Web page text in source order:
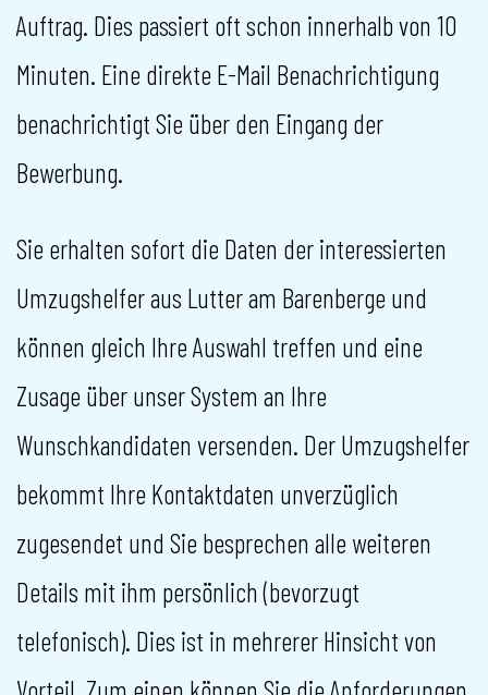
Auftrag. Dies passiert oft schon innerhalb von 10
Minuten. Eine direkte E-Mail Benachrichtigung
benachrichtigt Sie über den Eingang der
Bewerbung.
Sie erhalten sofort die Daten der interessierten
Umzugshelfer aus Lutter am Barenberge und
können gleich Ihre Auswahl treffen und eine
Zusage über unser System an Ihre
Wunschkandidaten versenden. Der Umzugshelfer
bekommt Ihre Kontaktdaten unverzüglich
zugesendet und Sie besprechen alle weiteren
Details mit ihm persönlich (bevorzugt
telefonisch). Dies ist in mehrerer Hinsicht von